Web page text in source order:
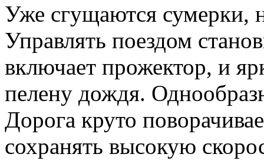
Уже сгущаются сумерки,
Управлять поездом
включает прожектор, и
пелену дождя.
Дорога круто
сохранять высокую